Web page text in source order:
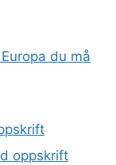
du må
oppskrift